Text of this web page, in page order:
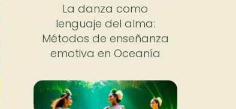
La danza como
lenguaje del alma:
Métodos de enseñanza
emotiva en Oceanía